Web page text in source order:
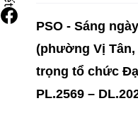
PSO - Sáng
(phường Vị Tân,
trọng tổ chức
PL.2569 –